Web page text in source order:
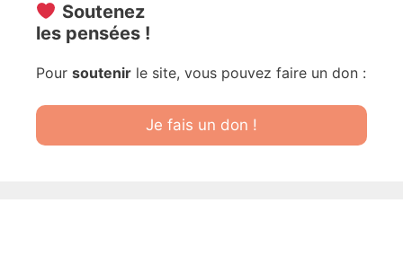
Soutenez
les pensées !
Pour soutenir le site, vous pouvez faire un don :
Je fais un don !